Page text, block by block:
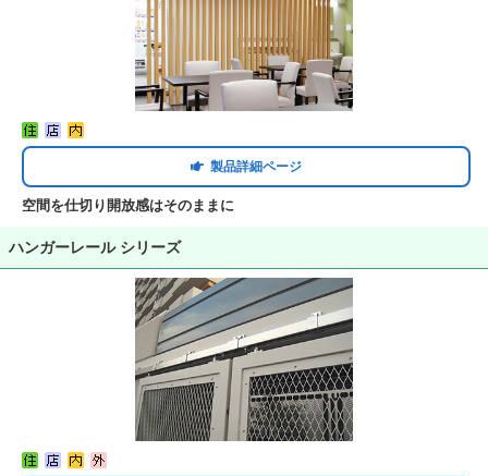
製品詳細ページ
空間を仕切り開放感はそのままに
ハンガーレール シリーズ